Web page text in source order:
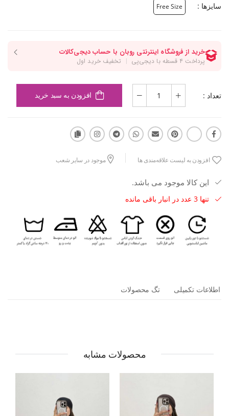
سایزها : Free Size
تعداد : افزودن به سبد خرید
افزودن به لیست علاقه‌مندی ها موجود در سایر شعب
این کالا موجود می باشد.
تنها 3 عدد در انبار باقی مانده
اطلاعات تکمیلی تگ محصولات
محصولات مشابه